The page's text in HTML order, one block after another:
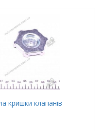
кришки клапанів